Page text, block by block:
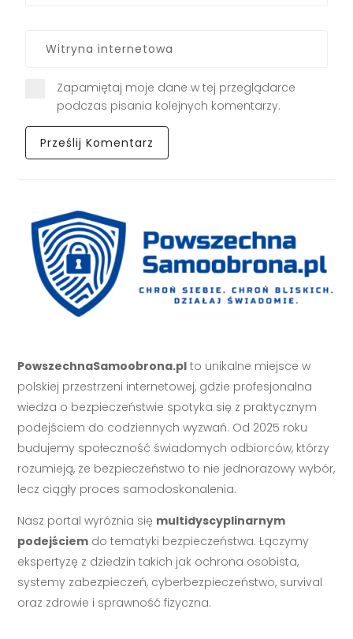
Zapamiętaj moje dane w tej przeglądarce
podczas pisania kolejnych komentarzy.
PowszechnaSamoobrona.pl to unikalne miejsce w
polskiej przestrzeni internetowej, gdzie profesjonalna
wiedza o bezpieczeństwie spotyka się z praktycznym
podejściem do codziennych wyzwań. Od 2025 roku
budujemy społeczność świadomych odbiorców, którzy
rozumieją, że bezpieczeństwo to nie jednorazowy wybór,
lecz ciągły proces samodoskonalenia.
Nasz portal wyróżnia się multidyscyplinarnym
podejściem do tematyki bezpieczeństwa. Łączymy
ekspertyzę z dziedzin takich jak ochrona osobista,
systemy zabezpieczeń, cyberbezpieczeństwo, survival
oraz zdrowie i sprawność fizyczna.